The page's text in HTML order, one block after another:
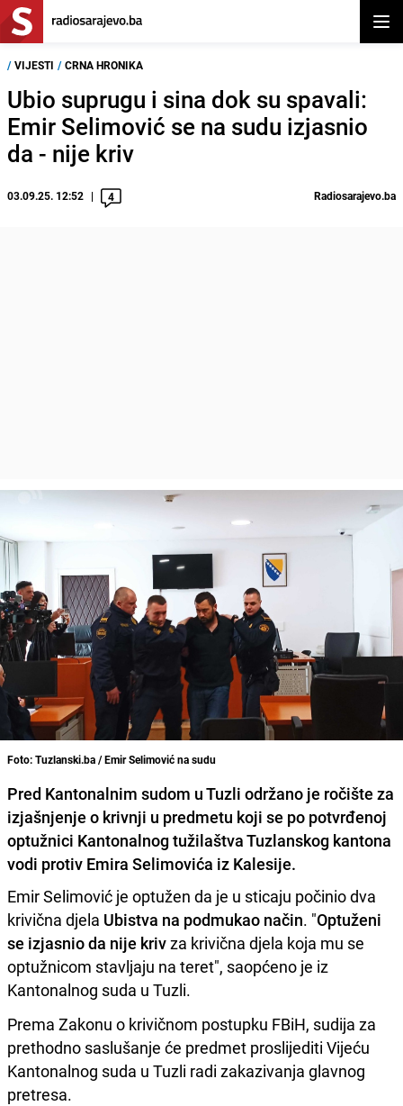
/ VIJESTI / CRNA HRONIKA
Ubio suprugu i sina dok su spavali:
Emir Selimović se na sudu izjasnio
da - nije kriv
03.09.25. 12:52 4 Radiosarajevo.ba
Foto: Tuzlanski.ba / Emir Selimović na sudu
Pred Kantonalnim sudom u Tuzli održano je ročište za
izjašnjenje o krivnji u predmetu koji se po potvrđenoj
optužnici Kantonalnog tužilaštva Tuzlanskog kantona
vodi protiv Emira Selimovića iz Kalesije.
Emir Selimović je optužen da je u sticaju počinio dva
krivična djela Ubistva na podmukao način. "Optuženi
se izjasnio da nije krivza krivična djela koja mu se
optužnicom stavljaju na teret", saopćeno je iz
Kantonalnog suda u Tuzli.
Prema Zakonu o krivičnom postupku FBiH, sudija za
prethodno saslušanje će predmet proslijediti Vijeću
Kantonalnog suda u Tuzli radi zakazivanja glavnog
pretresa.